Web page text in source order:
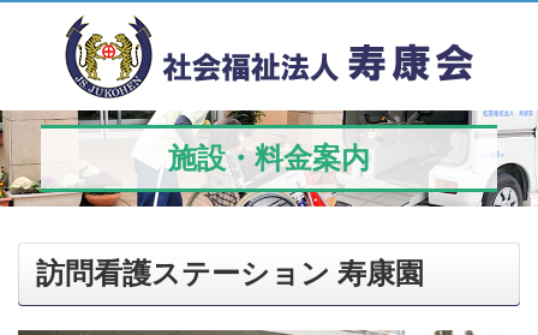
施設・料金案内
訪問看護ステーション 寿康園